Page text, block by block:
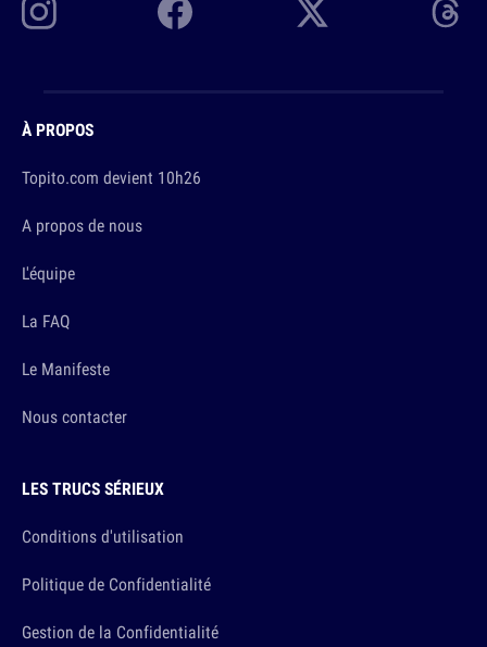
À PROPOS
Topito.com devient 10h26
A propos de nous
L'équipe
La FAQ
Le Manifeste
Nous contacter
LES TRUCS SÉRIEUX
Conditions d'utilisation
Politique de Confidentialité
Gestion de la Confidentialité